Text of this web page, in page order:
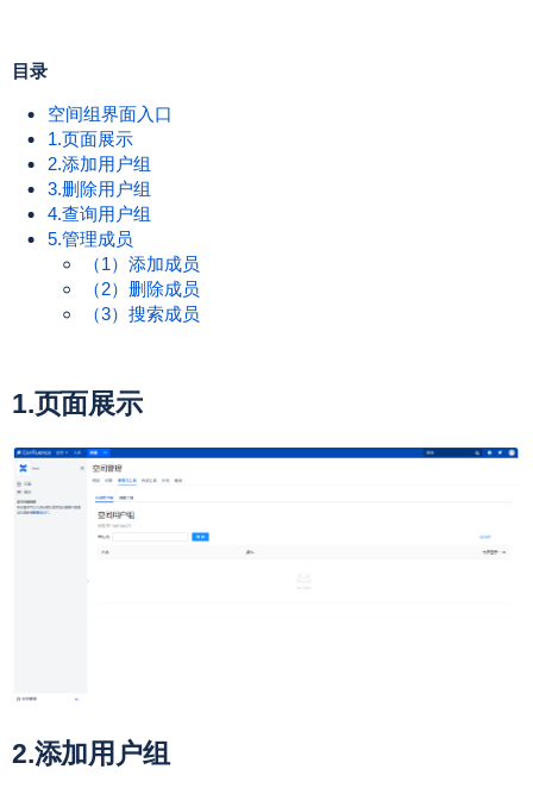
目录
空间组界面入口
1.页面展示
2.添加用户组
3.删除用户组
4.查询用户组
5.管理成员
（1）添加成员
（2）删除成员
（3）搜索成员
1.页面展示
2.添加用户组